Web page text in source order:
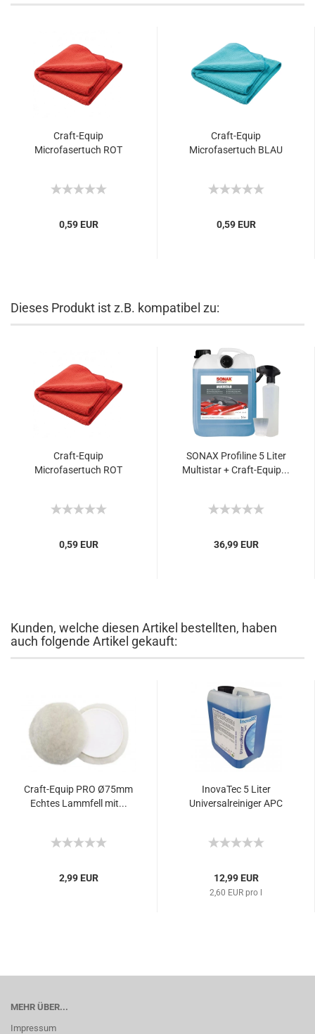
Craft-Equip
Microfasertuch ROT
0,59 EUR
Craft-Equip
Microfasertuch BLAU
0,59 EUR
Dieses Produkt ist z.B. kompatibel zu:
Craft-Equip
Microfasertuch ROT
0,59 EUR
SONAX Profiline 5 Liter
Multistar + Craft-Equip...
36,99 EUR
Kunden, welche diesen Artikel bestellten, haben
auch folgende Artikel gekauft:
Craft-Equip PRO Ø75mm
Echtes Lammfell mit...
2,99 EUR
InovaTec 5 Liter
Universalreiniger APC
12,99 EUR
2,60 EUR pro l
MEHR ÜBER...
Impressum